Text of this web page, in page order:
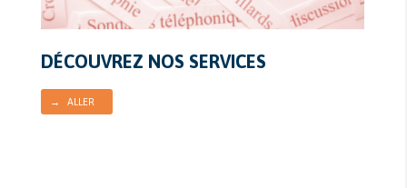
DÉCOUVREZ NOS SERVICES
→ ALLER